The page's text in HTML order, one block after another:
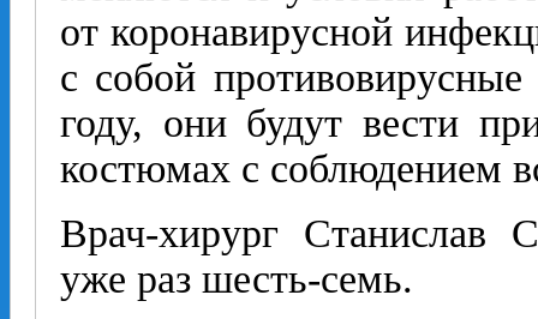
от коронавирусной
с собой
году, они будут вести
костюмах с соблюдением
Врач-хирург Станислав
уже раз шесть-семь.